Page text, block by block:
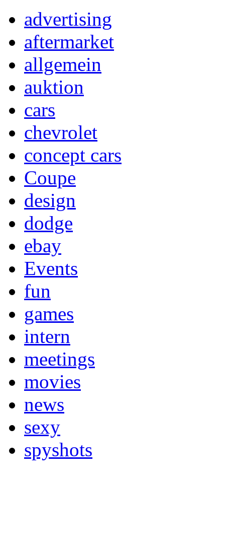
advertising
aftermarket
allgemein
auktion
cars
chevrolet
concept cars
Coupe
design
dodge
ebay
Events
fun
games
intern
meetings
movies
news
sexy
spyshots